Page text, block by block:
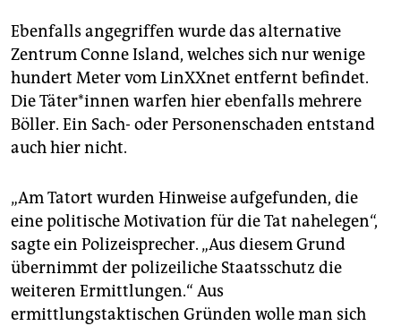
Ebenfalls angegriffen wurde das alternative
Zentrum Conne Island, welches sich nur wenige
hundert Meter vom LinXXnet entfernt befindet.
Die Tä­te­r*in­nen warfen hier ebenfalls mehrere
Böller. Ein Sach- oder Personenschaden entstand
auch hier nicht.
„Am Tatort wurden Hinweise aufgefunden, die
eine politische Motivation für die Tat nahelegen“,
sagte ein Polizeisprecher. „Aus diesem Grund
übernimmt der polizeiliche Staatsschutz die
weiteren Ermittlungen.“ Aus
ermittlungstaktischen Gründen wolle man sich